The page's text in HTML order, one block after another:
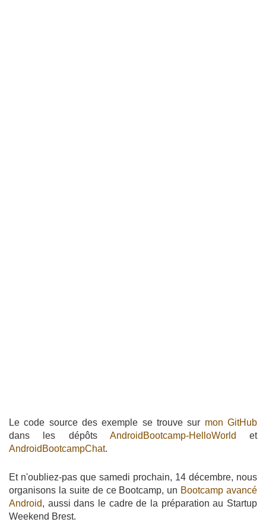
Le code source des exemple se trouve sur mon GitHub
dans les dépôts AndroidBootcamp-HelloWorld
et
AndroidBootcampChat.
Et n'oubliez-pas que samedi prochain, 14 décembre, nous
organisons la suite de ce Bootcamp, un Bootcamp avancé
Android, aussi dans le cadre de la préparation au Startup
Weekend Brest.